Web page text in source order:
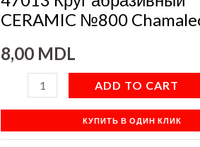
CERAMIC №800
8,00 MDL
quantity
ADD TO CART
КУПИТЬ В ОДИН КЛИК